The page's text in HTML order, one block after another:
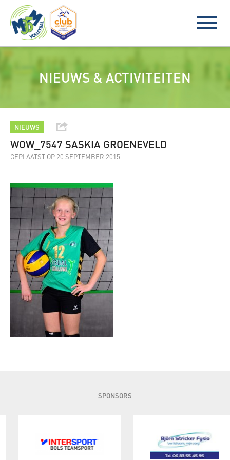
NIEUWS & ACTIVITEITEN
NIEUWS
WOW_7547 SASKIA GROENEVELD
GEPLAATST OP 20 SEPTEMBER 2015
SPONSORS